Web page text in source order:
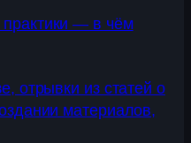
— в чём
отрывки из статей о
материалов,